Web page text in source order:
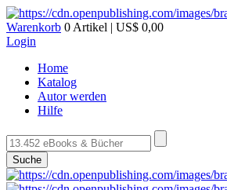
Warenkorb 0 Artikel | US$ 0,00
Login
Home
Katalog
Autor werden
Hilfe
Suche